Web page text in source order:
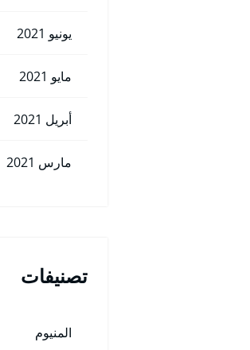
يونيو 2021
مايو 2021
أبريل 2021
مارس 2021
تصنيفات
المنيوم